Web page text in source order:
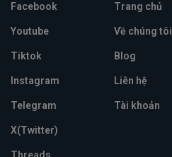
Facebook
Youtube
Tiktok
Instagram
Telegram
X(Twitter)
Trang chủ
Về chúng tôi
Blog
Liên hệ
Tài khoản